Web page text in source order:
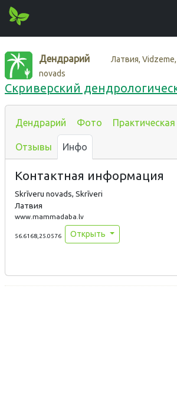
Дендрарий
Латвия,
novads
Скриверский
Дендрарий Фото
Отзывы Инфо
Контактная информация
Skrīveru novads, Skrīveri
Латвия
www.mammadaba.lv
56.6168,25.0576 Открыть